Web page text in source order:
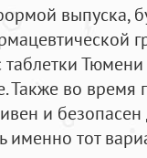
выпуска,
Также во
и
тот